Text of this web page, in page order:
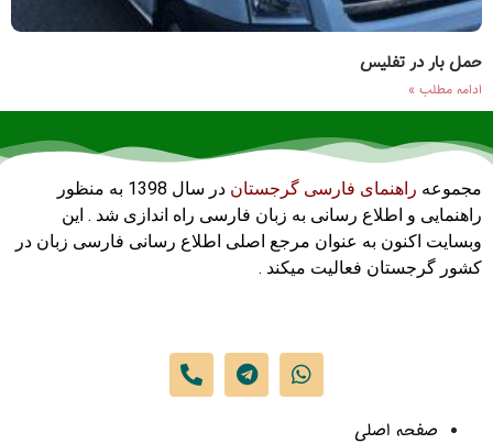
حمل بار در تفلیس
ادامه مطلب »
مجموعه راهنمای فارسی گرجستان
در سال 1398 به منظور
راهنمایی و اطلاع رسانی به زبان فارسی راه اندازی شد . این
وبسایت اکنون به عنوان مرجع اصلی اطلاع رسانی فارسی زبان در
کشور گرجستان فعالیت میکند .
صفحه اصلی